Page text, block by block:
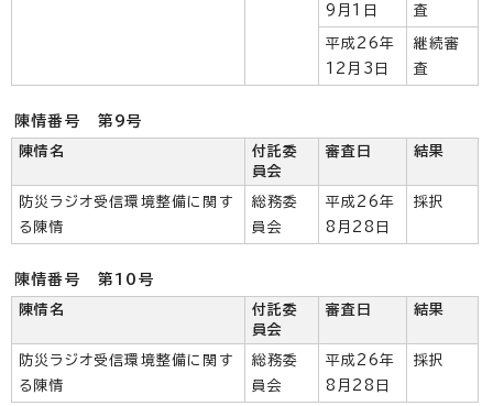
9月1日
査
平成26年
12月3日
継続審
査
陳情番号 第9号
陳情名
付託委
員会
審査日 結果
防災ラジオ受信環境整備に関す
る陳情
総務委
員会
平成26年
8月28日
採択
陳情番号 第10号
陳情名
付託委
員会
審査日 結果
防災ラジオ受信環境整備に関す
る陳情
総務委
員会
平成26年
8月28日
採択